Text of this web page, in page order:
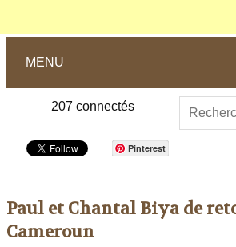
MENU
207 connectés
Pinterest
Paul et Chantal Biya de
Cameroun